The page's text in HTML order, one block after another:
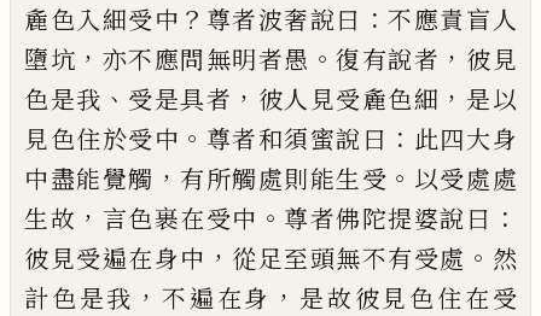
麁色入細受中 ？ 尊者波奢說曰 ：不應責盲人
墮坑 ， 亦不應問無明者愚 。復有說者 ， 彼見
色是我 、 受是具者 ， 彼人見受麁色細 ， 是以
見色住於受中 。 尊者和須蜜說曰 ： 此四大身
中盡能覺觸 ， 有所觸處則能生受 。 以受處處
生故 ， 言色裹在受中 。 尊者佛陀提婆說曰 ：
彼見受遍在身中 ， 從足至頭無不有受處 。 然
計色是我 ， 不遍在身 ， 是故彼見色住在受